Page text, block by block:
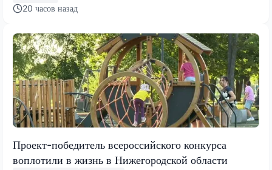
20 часов назад
Проект-победитель всероссийского конкурса
воплотили в жизнь в Нижегородской области